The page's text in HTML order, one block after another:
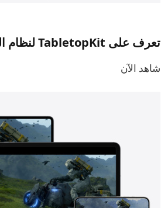
تعرف على TabletopKit لنظام التشغيل VisionOS
شاهد الآن